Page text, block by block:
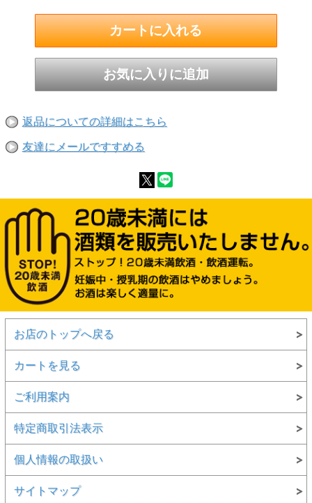
返品についての詳細はこちら
友達にメールですすめる
お店のトップへ戻る
カートを見る
ご利用案内
特定商取引法表示
個人情報の取扱い
サイトマップ